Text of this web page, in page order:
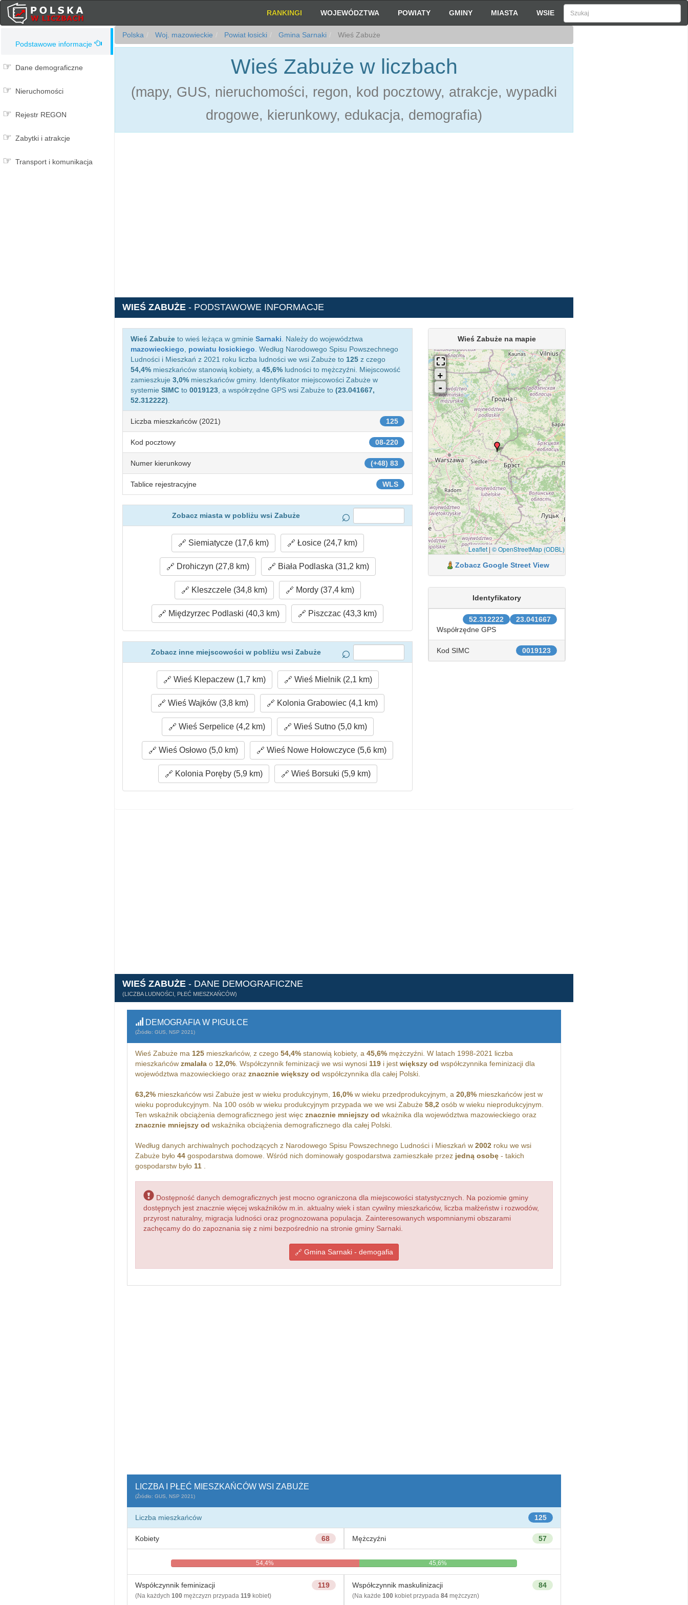
RANKINGI WOJEWÓDZTWA POWIATY GMINY MIASTA WSIE
Podstawowe informacje
Dane demograficzne
Nieruchomości
Rejestr REGON
Zabytki i atrakcje
Transport i komunikacja
Polska Woj. mazowieckie Powiat łosicki Gmina Sarnaki Wieś Zabuże
Wieś Zabuże w liczbach
(mapy, GUS, nieruchomości, regon, kod pocztowy, atrakcje, wypadki
drogowe, kierunkowy, edukacja, demografia)
WIEŚ ZABUŻE - PODSTAWOWE INFORMACJE
Wieś Zabuże to wieś leżąca w gminie Sarnaki . Należy do województwa
mazowieckiego
powiatu łosickiego . Według Narodowego Spisu Powszechnego
Ludności i Mieszkań z 2021 roku liczba ludności we wsi Zabuże to 125 z czego
54,4% mieszkańców stanowią kobiety, a 45,6% ludności to mężczyźni. Miejscowość
zamieszkuje 3,0% mieszkańców gminy. Identyfikator miejscowości Zabuże w
systemie SIMC to 0019123 , a współrzędne GPS wsi Zabuże to (23.041667,
52.312222)
125
Liczba mieszkańców (2021)
08-220
Kod pocztowy
(+48) 83
Numer kierunkowy
WLS
Tablice rejestracyjne
Zobacz miasta w pobliżu wsi Zabuże
Siemiatycze (17,6 km) Łosice (24,7 km)
Drohiczyn (27,8 km) Biała Podlaska (31,2 km)
Kleszczele (34,8 km) Mordy (37,4 km)
Międzyrzec Podlaski (40,3 km) Piszczac (43,3 km)
Zobacz inne miejscowości w pobliżu wsi Zabuże
Wieś Klepaczew (1,7 km) Wieś Mielnik (2,1 km)
Wieś Wajków (3,8 km) Kolonia Grabowiec (4,1 km)
Wieś Serpelice (4,2 km) Wieś Sutno (5,0 km)
Wieś Osłowo (5,0 km) Wieś Nowe Hołowczyce (5,6 km)
Kolonia Poręby (5,9 km) Wieś Borsuki (5,9 km)
Wieś Zabuże na mapie
Leaflet| © OpenStreetMap (ODBL)
Zobacz Google Street View
Identyfikatory
23.041667
52.312222
Współrzędne GPS
0019123
Kod SIMC
WIEŚ ZABUŻE - DANE DEMOGRAFICZNE
(LICZBA LUDNOŚCI, PŁEĆ MIESZKAŃCÓW)
DEMOGRAFIA W PIGUŁCE
(Źródło: GUS, NSP 2021)
Wieś Zabuże ma 125mieszkańców, z czego 54,4%stanowią kobiety, a 45,6%mężczyźni. W latach 1998-2021 liczba
mieszkańców zmalałao 12,0%. Współczynnik feminizacji we wsi wynosi 119i jest większy od współczynnika feminizacji dla
województwa mazowieckiego oraz znacznie większy od współczynnika dla całej Polski.
63,2%mieszkańców wsi Zabuże jest w wieku produkcyjnym, 16,0%w wieku przedprodukcyjnym, a 20,8%mieszkańców jest w
wieku poprodukcyjnym. Na 100 osób w wieku produkcyjnym przypada we we wsi Zabuże 58,2osób w wieku nieprodukcyjnym.
Ten wskaźnik obciążenia demograficznego jest więc znacznie mniejszy od wkażnika dla województwa mazowieckiego oraz
znacznie mniejszy od wskażnika obciążenia demograficznego dla całej Polski.
Według danych archiwalnych pochodzących z Narodowego Spisu Powszechnego Ludności i Mieszkań w 2002roku we wsi
Zabuże było 44gospodarstwa domowe. Wśród nich dominowały gospodarstwa zamieszkałe przez jedną osobę- takich
gospodarstw było 11.
Dostępność danych demograficznych jest mocno ograniczona dla miejscowości statystycznych. Na poziomie gminy
dostępnych jest znacznie więcej wskaźników m.in. aktualny wiek i stan cywilny mieszkańców, liczba małżeństw i rozwodów,
przyrost naturalny, migracja ludności oraz prognozowana populacja. Zainteresowanych wspomnianymi obszarami
zachęcamy do do zapoznania się z nimi bezpośrednio na stronie gminy Sarnaki.
Gmina Sarnaki - demogafia
LICZBA I PŁEĆ MIESZKAŃCÓW WSI ZABUŻE
(Źródło: GUS, NSP 2021)
125
Liczba mieszkańców
68
Kobiety 57
Mężczyźni
54,4% 45,6%
119
Współczynnik feminizacji
(Na każdych 100mężczyzn przypada 119kobiet)
84
Współczynnik maskulinizacji
(Na każde 100kobiet przypada 84mężczyzn)